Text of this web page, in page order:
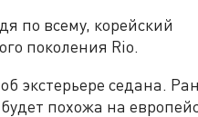
по всему, корейский
поколения Rio.
экстерьере седана.
похожа на